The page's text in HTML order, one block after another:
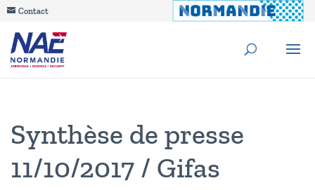
Contact
Synthèse de presse
11/10/2017 / Gifas